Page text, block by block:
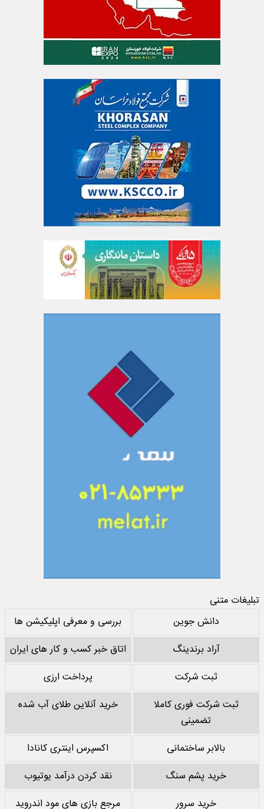
تبلیغات متنی
دانش جوین
بررسی و معرفی اپلیکیشن ها
آراد برندینگ
اتاق خبر کسب و کار های ایران
ثبت شرکت
پرداخت ارزی
ثبت شرکت فوری کاملا
تضمینی
خرید آنلاین طلای آب شده
بالابر ساختمانی
اکسپرس اینتری کانادا
خرید پشم سنگ
نقد کردن درآمد یوتیوب
خرید سرور
مرجع بازی های مود اندروید